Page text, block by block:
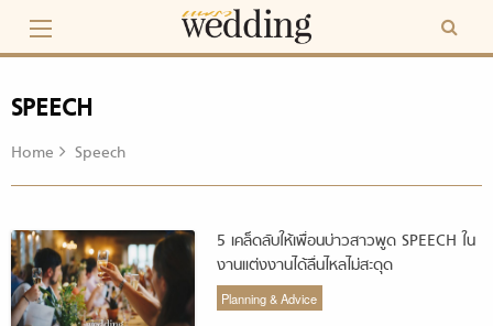
content
SPEECH
Home Speech
5 เคล็ดลับให้เพื่อนบ่าวสาวพูด SPEECH ใน
งานแต่งงานได้ลื่นไหลไม่สะดุด
Planning & Advice